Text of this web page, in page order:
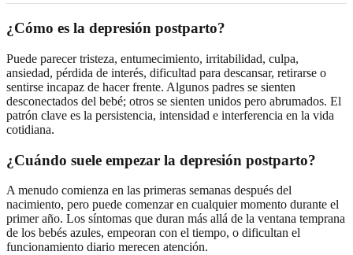
¿Cómo es la depresión postparto?
Puede parecer tristeza, entumecimiento, irritabilidad, culpa,
ansiedad, pérdida de interés, dificultad para descansar, retirarse o
sentirse incapaz de hacer frente. Algunos padres se sienten
desconectados del bebé; otros se sienten unidos pero abrumados. El
patrón clave es la persistencia, intensidad e interferencia en la vida
cotidiana.
¿Cuándo suele empezar la depresión postparto?
A menudo comienza en las primeras semanas después del
nacimiento, pero puede comenzar en cualquier momento durante el
primer año. Los síntomas que duran más allá de la ventana temprana
de los bebés azules, empeoran con el tiempo, o dificultan el
funcionamiento diario merecen atención.